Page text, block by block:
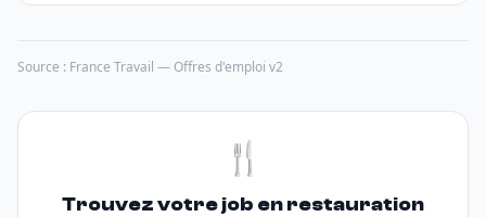
Source : France Travail — Offres d'emploi v2
🍴
Trouvez votre job en restauration